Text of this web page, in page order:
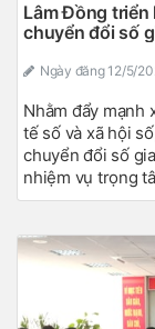
Lâm Đồng triển
chuyển đổi số
Ngày đăng12/5/
Nhằm đẩy mạnh
tế số và xã hội
chuyển đổi số
nhiệm vụ trọng
số, thể chế số,
nhiệm vụ, thể
diện trên các